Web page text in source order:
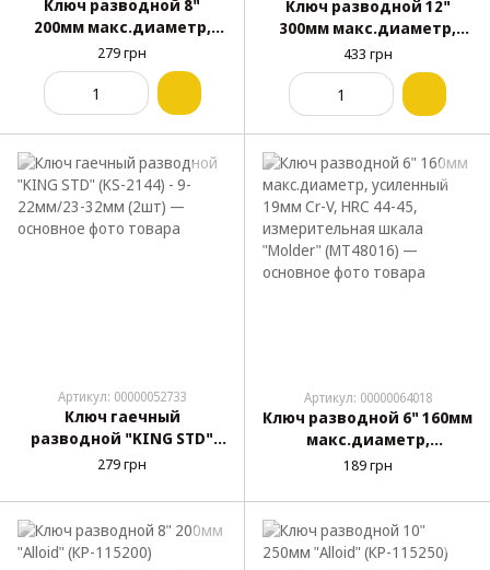
Ключ разводной 8"
200мм макс.диаметр,
усиленный 24мм Cr-V, HRC
44-45, измерительная
шкала "Molder" (MT48020)
279 грн
Ключ разводной 12"
300мм макс.диаметр,
усиленный 33мм Cr-V, HRC
44-45, измерительная
шкала "Molder" (MT48030)
433 грн
Артикул: 00000052733
Ключ гаечный
разводной "KING STD"
(KS-2144) - 9-22мм/23-
279 грн
Артикул: 00000064018
Ключ разводной 6" 160мм
макс.диаметр,
усиленный 19мм Cr-V, HRC
шкала "Molder" (MT48016)
189 грн